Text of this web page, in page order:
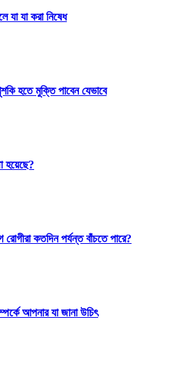
যা যা করা নিষেধ
হতে মুক্তি পাবেন যেভাবে
হয়েছে?
কতদিন পর্যন্ত বাঁচতে পারে?
আপনার যা জানা উচিৎ